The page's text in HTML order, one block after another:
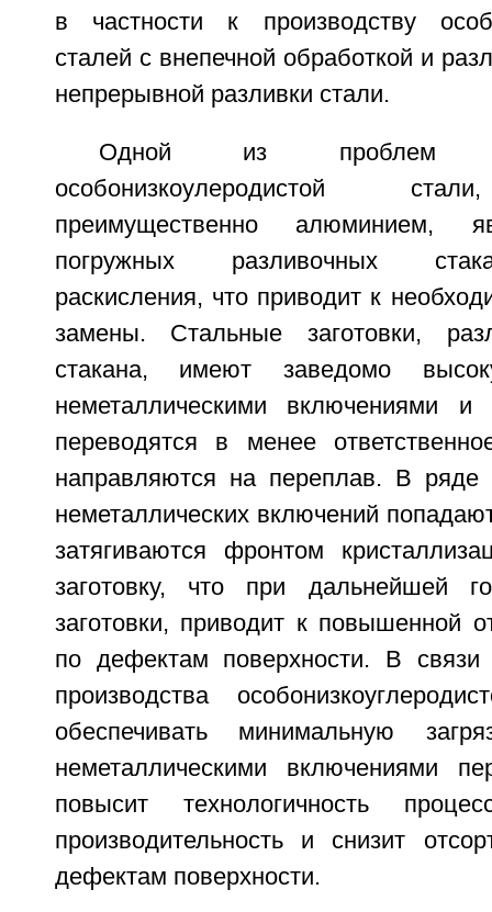
в частности к производству
сталей с внепечной обработкой и
непрерывной разливки стали.
Одной из проблем
особонизкоулеродистой
преимущественно алюминием,
погружных разливочных
раскисления, что приводит к
замены. Стальные заготовки,
стакана, имеют заведомо
неметаллическими включениями
переводятся в менее
направляются на переплав. В ряде
неметаллических включений
затягиваются фронтом
заготовку, что при дальнейшей
заготовки, приводит к повышенной
по дефектам поверхности. В связи
производства
обеспечивать минимальную
неметаллическими включениями
повысит технологичность
производительность и снизит
дефектам поверхности.